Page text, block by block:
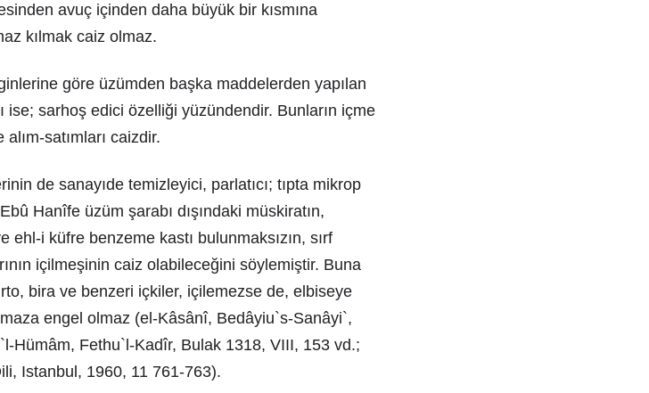
avuç içinden daha büyük bir kısmına
kılmak caiz olmaz.
göre üzümden başka maddelerden yapılan
ise; sarhoş edici özelliği yüzündendir. Bunların içme
satımları caizdir.
de sanayıde temizleyici, parlatıcı; tıpta mikrop
Hanîfe üzüm şarabı dışındaki müskiratın,
ehl-i küfre benzeme kastı bulunmaksızın, sırf
içilmeşinin caiz olabileceğini söylemiştir. Buna
bira ve benzeri içkiler, içilemezse de, elbiseye
engel olmaz (el-Kâsânî, Bedâyiu`s-Sanâyi`,
Hümâm, Fethu`l-Kadîr, Bulak 1318, VIII, 153 vd.;
Istanbul, 1960, 11 761-763).